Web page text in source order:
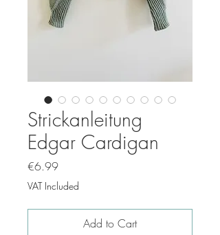
Strickanleitung
Edgar Cardigan
€6.99Price
VAT Included
Add to Cart